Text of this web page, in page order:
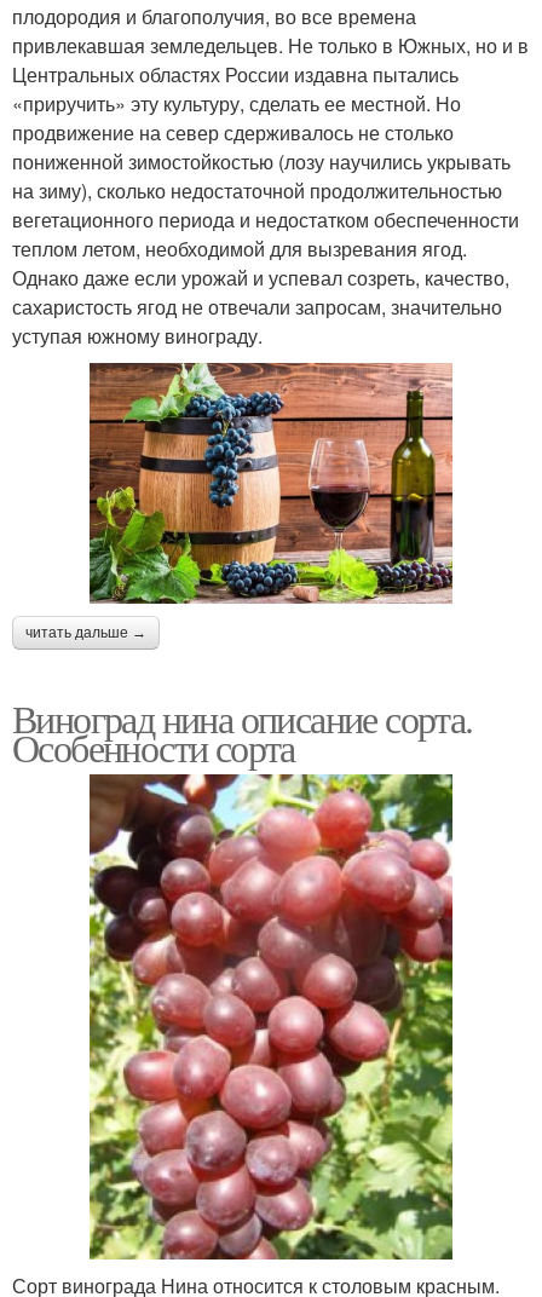
плодородия и благополучия, во все времена
привлекавшая земледельцев. Не только в Южных, но и в
Центральных областях России издавна пытались
«приручить» эту культуру, сделать ее местной. Но
продвижение на север сдерживалось не столько
пониженной зимостойкостью (лозу научились укрывать
на зиму), сколько недостаточной продолжительностью
вегетационного периода и недостатком обеспеченности
теплом летом, необходимой для вызревания ягод.
Однако даже если урожай и успевал созреть, качество,
сахаристость ягод не отвечали запросам, значительно
уступая южному винограду.
читать дальше →
Виноград нина описание сорта.
Особенности сорта
Сорт винограда Нина относится к столовым красным.